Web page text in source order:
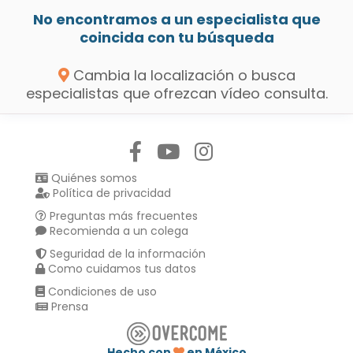
No encontramos a un especialista que
coincida con tu búsqueda
Cambia la localización o busca
especialistas que ofrezcan vídeo consulta.
Quiénes somos
Política de privacidad
Preguntas más frecuentes
Recomienda a un colega
Seguridad de la información
Como cuidamos tus datos
Condiciones de uso
Prensa